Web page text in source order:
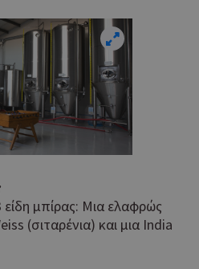
μπίρας: Μια ελαφρώς
(σιταρένια) και μια India